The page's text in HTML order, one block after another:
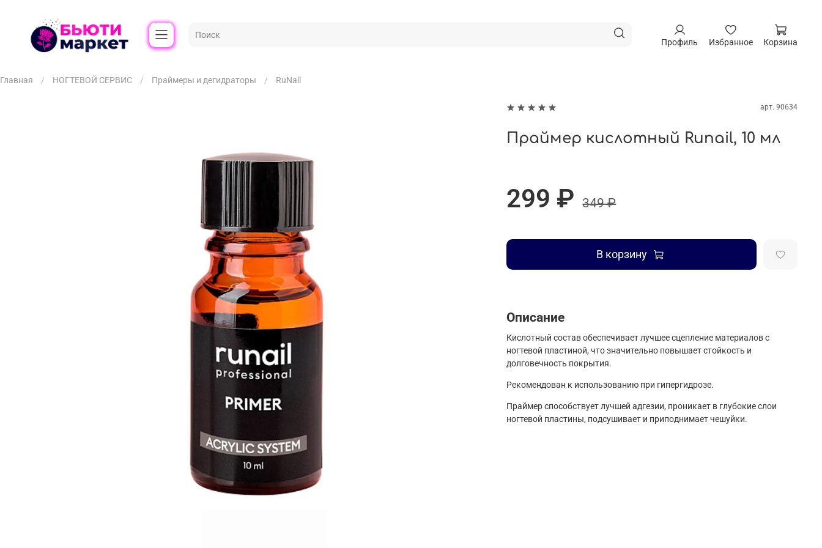
Профиль Избранное Корзина
Главная НОГТЕВОЙ СЕРВИС Праймеры и дегидраторы RuNail
арт. 90634
Праймер кислотный Runail, 10 мл
299 ₽ 349 ₽
В корзину
Описание
Кислотный состав обеспечивает лучшее сцепление материалов с
ногтевой пластиной, что значительно повышает стойкость и
долговечность покрытия.
Рекомендован к использованию при гипергидрозе.
Праймер способствует лучшей адгезии, проникает в глубокие слои
ногтевой пластины, подсушивает и приподнимает чешуйки.